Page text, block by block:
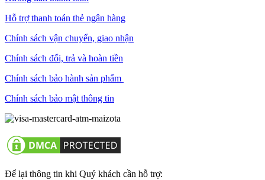
Hỗ trợ thanh toán thẻ ngân hàng
Chính sách vận chuyển, giao nhận
Chính sách đổi, trả và hoàn tiền
Chính sách bảo hành sản phẩm
Chính sách bảo mật thông tin
Để lại thông tin khi Quý khách cần hỗ trợ: